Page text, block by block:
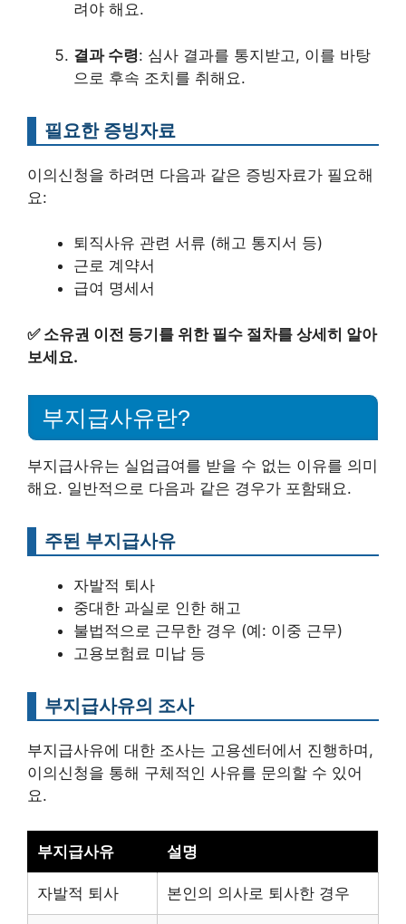
려야 해요.
결과 수령: 심사 결과를 통지받고, 이를 바탕
으로 후속 조치를 취해요.
필요한 증빙자료
이의신청을 하려면 다음과 같은 증빙자료가 필요해
요:
퇴직사유 관련 서류 (해고 통지서 등)
근로 계약서
급여 명세서
✅ 소유권 이전 등기를 위한 필수 절차를 상세히 알아
보세요.
부지급사유란?
부지급사유는 실업급여를 받을 수 없는 이유를 의미
해요. 일반적으로 다음과 같은 경우가 포함돼요.
주된 부지급사유
자발적 퇴사
중대한 과실로 인한 해고
불법적으로 근무한 경우 (예: 이중 근무)
고용보험료 미납 등
부지급사유의 조사
부지급사유에 대한 조사는 고용센터에서 진행하며,
이의신청을 통해 구체적인 사유를 문의할 수 있어
요.
부지급사유 설명
자발적 퇴사 본인의 의사로 퇴사한 경우